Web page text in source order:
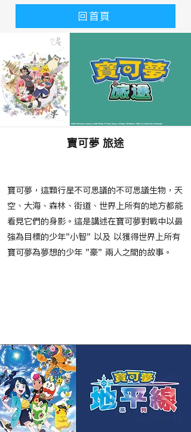
回首頁
寶可夢 旅途
寶可夢，這顆行星不可思議的不可思議生物，天
空、大海、森林、街道、世界上所有的地方都能
看見它們的身影。這是講述在寶可夢對戰中以最
強為目標的少年"小智" 以及 以獲得世界上所有
寶可夢為夢想的少年 "豪" 兩人之間的故事。